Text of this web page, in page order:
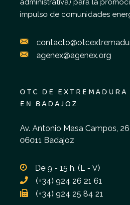
administrativa) para la
impulso de comunidades
agenex@agenex.org
OTC DE EXTREMADURA
EN BADAJOZ
Av. Antonio Masa Campos, 26
06011 Badajoz
De 9 - 15 h. (L - V)
(+34) 924 26 21 61
(+34) 924 25 84 21